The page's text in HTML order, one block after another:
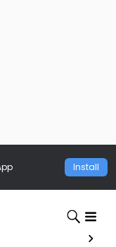
Install